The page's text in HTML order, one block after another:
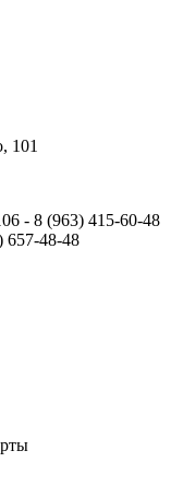
101
- 8 (963) 415-60-48
657-48-48